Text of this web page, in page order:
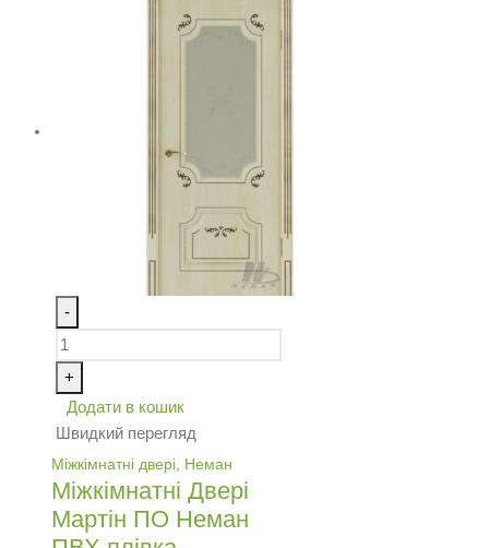
-
+
Додати в кошик
Швидкий перегляд
Міжкімнатні двері Неман
Міжкімнатні Двері
Мартін ПО Неман